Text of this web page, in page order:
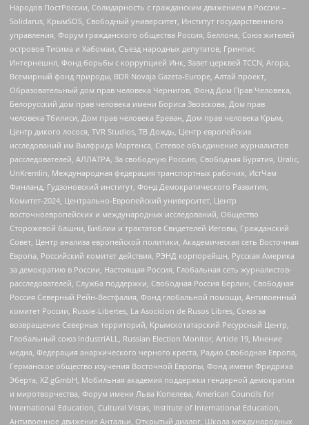
Народов ПостРоссии, Солидарность с гражданским движением в России –
Solidarus, КрымSOS, Свободный университет, Институт государственного
управления, Форум гражданского общества Россия, Беллона, Союз жителей
островов Тисима и Хабомаи, Съезд народных депутатов, Гринпис
Интернешнл, Фонд борьбы с коррупцией Инк, Завет церквей TCCN, Агора,
Всемирный фонд природы, BDR Novaja Gazeta-Europe, Алтай проект,
Образовательный дом прав человека Чернигов, Фонд Дом Прав Человека,
Белорусский дом прав человека имени Бориса Звозскова, Дом прав
человека Тбилиси, Дом прав человека Ереван, Дом прав человека Крым,
Центр дикого лосося, TVR Studios, ТВ Дождь, Центр европейских
исследований им Вилфрида Мартенса, Сетевое объединение журналистов
расследователей, АЛЛАТРА, За свободную Россию, Свободная Бурятия, Uralic,
UnKremlin, Международная федерация транспортных рабочих, ИстЧам
Финланд, Гудзоновский институт, Фонд Демократического Развития,
Комитет-2024, Центрально-Европейский университет, Центр
восточноевропейских и международных исследований, Общество
Сторожевой башни, Библии и трактатов Свидетелей Иеговы, Гражданский
Совет, Центр анализа европейской политики, Академическая сеть Восточная
Европа, Российский комитет действия, РЭНД корпорейшн, Русская Америка
за демократию в России, Настоящая Россия, Глобальная сеть журналистов-
расследователей, Служба поддержки, Свободная Россия Берлин, Свободная
Россия Северный Рейн-Вестфалия, Фонд глобальной помощи, Антивоенный
комитет России, Russie-Libertes, La Asocicion de Rusos Libres, Союз за
возвращение Северных территорий, Крымскотатарский Ресурсный Центр,
Глобальный союз IndustriALL, Russian Election Monitor, Article 19, Мнение
медиа, Федерация анархического черного креста, Радио Свободная Европа,
Германское общество изучения Восточной Европы, Фонд имени Фридриха
Эберта, XZ gGmbH, Мобильная академия поддержки гендерной демократии
и миротворчества, Форум имени Льва Копелева, American Councils for
International Education, Cultural Vistas, Institute of International Education,
Антивоенное движение Антальи, Открытый диалог, Школа международных